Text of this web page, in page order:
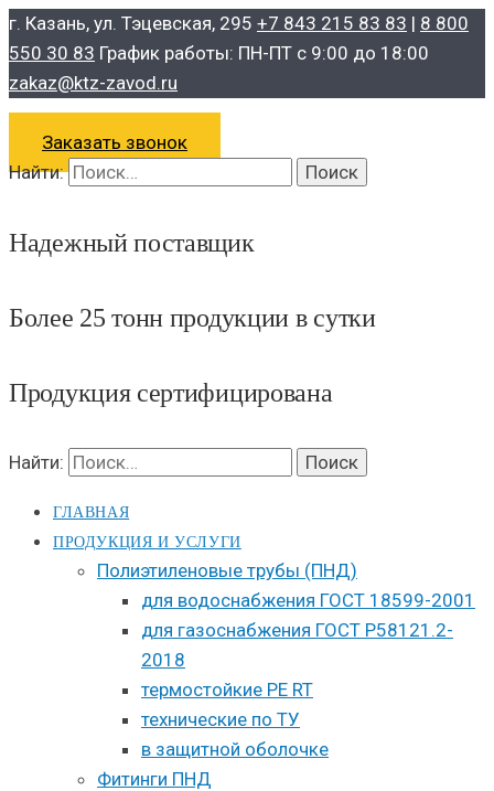
г. Казань, ул. Тэцевская, 295 +7 843 215 83 83 | 8 800
550 30 83 График работы: ПН-ПТ с 9:00 до 18:00
zakaz@ktz-zavod.ru
Заказать звонок
Найти:
Надежный поставщик
Более 25 тонн продукции в сутки
Продукция сертифицирована
Найти:
ГЛАВНАЯ
ПРОДУКЦИЯ И УСЛУГИ
Полиэтиленовые трубы (ПНД)
для водоснабжения ГОСТ 18599-2001
для газоснабжения ГОСТ Р58121.2-
2018
термостойкие PE RT
технические по ТУ
в защитной оболочке
Фитинги ПНД